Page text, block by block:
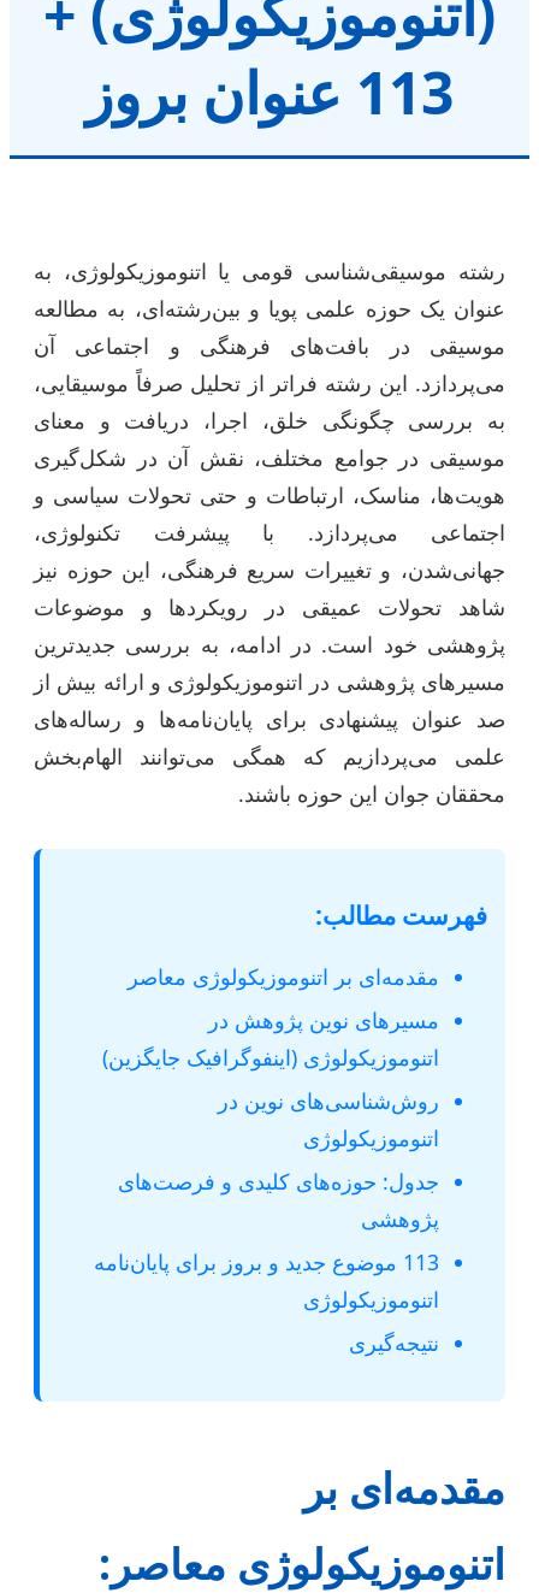
113 عنوان بروز
رشته موسیقی‌شناسی قومی یا اتنوموزیکولوژی، به
عنوان یک حوزه علمی پویا و بین‌رشته‌ای، به مطالعه
موسیقی در بافت‌های فرهنگی و اجتماعی آن
می‌پردازد. این رشته فراتر از تحلیل صرفاً موسیقایی،
به بررسی چگونگی خلق، اجرا، دریافت و معنای
موسیقی در جوامع مختلف، نقش آن در شکل‌گیری
هویت‌ها، مناسک، ارتباطات و حتی تحولات سیاسی و
اجتماعی می‌پردازد. با پیشرفت تکنولوژی،
جهانی‌شدن، و تغییرات سریع فرهنگی، این حوزه نیز
شاهد تحولات عمیقی در رویکردها و موضوعات
پژوهشی خود است. در ادامه، به بررسی جدیدترین
مسیرهای پژوهشی در اتنوموزیکولوژی و ارائه بیش از
صد عنوان پیشنهادی برای پایان‌نامه‌ها و رساله‌های
علمی می‌پردازیم که همگی می‌توانند الهام‌بخش
محققان جوان این حوزه باشند.
فهرست مطالب:
مقدمه‌ای بر اتنوموزیکولوژی معاصر
مسیرهای نوین پژوهش در
اتنوموزیکولوژی (اینفوگرافیک جایگزین)
روش‌شناسی‌های نوین در
اتنوموزیکولوژی
جدول: حوزه‌های کلیدی و فرصت‌های
پژوهشی
113 موضوع جدید و بروز برای پایان‌نامه
اتنوموزیکولوژی
نتیجه‌گیری
مقدمه‌ای بر
اتنوموزیکولوژی معاصر: